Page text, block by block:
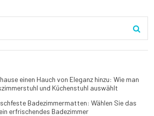
einen Hauch von Eleganz hinzu: Wie man
und Küchenstuhl auswählt
Badezimmermatten: Wählen Sie das
erfrischendes Badezimmer